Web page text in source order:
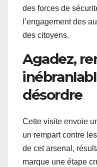
des forces de
l’engagement des
des citoyens.
Agadez,
désordre
Cette visite envoie
un rempart contre
de cet arsenal,
marque une étape